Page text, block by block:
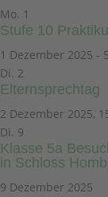
Mo. 1
Stufe 10
1 Dezember 2025 -
Di. 2
Elternsprechtag
2 Dezember 2025,
Di. 9
Klasse 5a
in Schloss
9 Dezember 2025